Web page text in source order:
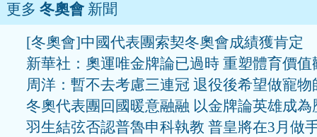
更多 冬奧會新聞
[冬奧會]中國代表團索契冬奧會成績獲肯定
新華社：奧運唯金牌論已過時 重塑體育價值
周洋：暫不去考慮三連冠 退役後希望做寵物
冬奧代表團回國暖意融融 以金牌論英雄成為
羽生結弦否認普魯申科執教 普皇將在3月做